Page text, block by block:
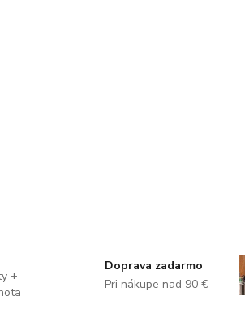
+
Doprava zadarmo
Pri nákupe nad 90 €